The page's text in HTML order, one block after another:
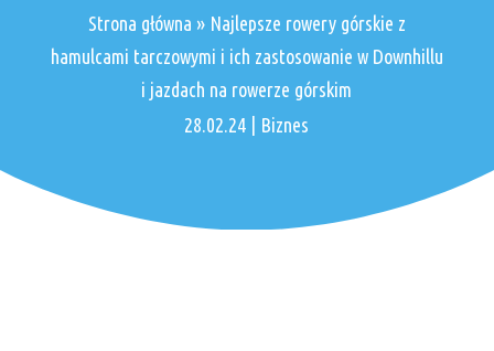
Strona główna » Najlepsze rowery górskie z
hamulcami tarczowymi i ich zastosowanie w Downhillu
i jazdach na rowerze górskim
28.02.24
Biznes